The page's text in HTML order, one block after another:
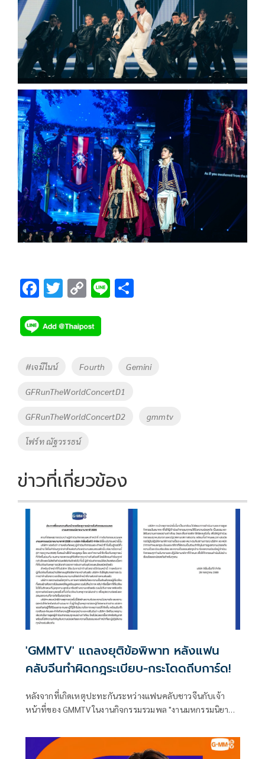
F
e
b
o
o
k
T
tt
er
C
p
y
Li
n
k
Li
Tags
#เจมีไนน์ Fourth Gemini
GFRunTheWorldConcertD1
GFRunTheWorldConcertD2 gmmtv
โฟร์ท ณัฐวรรธน์
ข่าวที่เกี่ยวข้อง
'GMMTV' แถลงยุติข้อพิพาท หลังแฟน
คลับจีนทำผิดกฎระเบียบ-กระโดดถีบการ์ด!
หลังจากที่เกิดเหตุปะทะกันระหว่างแฟนคลับชาวจีนกับเจ้า
หน้าที่ของ GMMTV ในงานกิจกรรมรวมพล "งานมหกรรมนิยาย
ระเบียบของงาน โดยแฟนคลับชาวไทยหลายคนมีการโพสต์ถึง
เหตุการร์ดังกล่าวเต็มโซเชียล